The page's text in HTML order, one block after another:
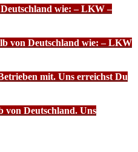
wie: – LKW –
von Deutschland wie: – LKW
mit. Uns erreichst Du
von Deutschland. Uns